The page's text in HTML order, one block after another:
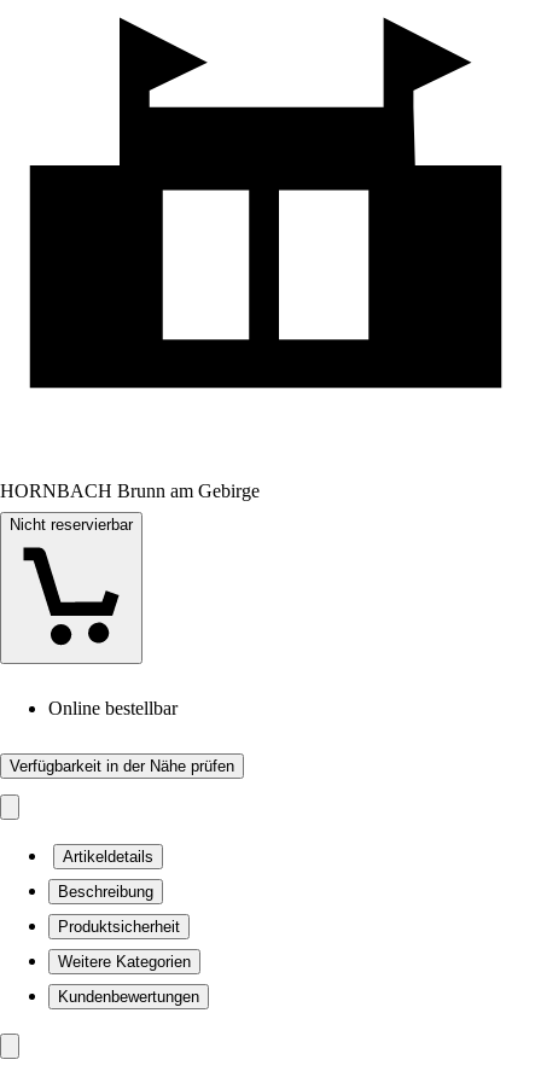
HORNBACH Brunn am Gebirge
Nicht reservierbar
Online bestellbar
Verfügbarkeit in der Nähe prüfen
Artikeldetails
Beschreibung
Produktsicherheit
Weitere Kategorien
Kundenbewertungen